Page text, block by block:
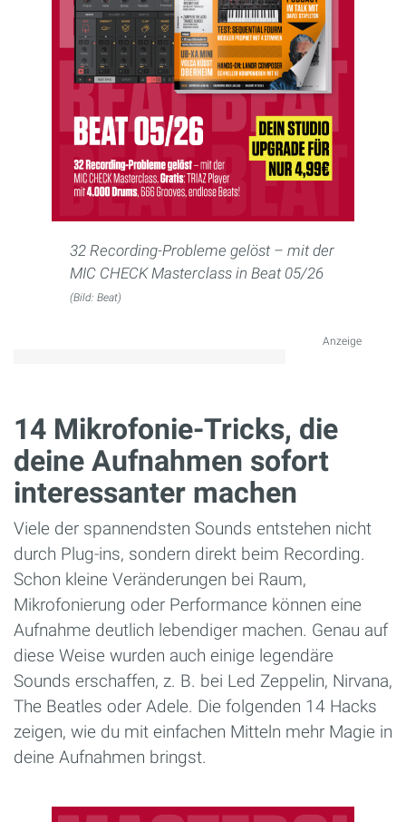
32 Recording-Probleme gelöst – mit der
MIC CHECK Masterclass in Beat 05/26
(Bild: Beat)
Anzeige
14 Mikrofonie-Tricks, die
deine Aufnahmen sofort
interessanter machen
Viele der spannendsten Sounds entstehen nicht
durch Plug-ins, sondern direkt beim Recording.
Schon kleine Veränderungen bei Raum,
Mikrofonierung oder Performance können eine
Aufnahme deutlich lebendiger machen. Genau auf
diese Weise wurden auch einige legendäre
Sounds erschaffen, z. B. bei Led Zeppelin, Nirvana,
The Beatles oder Adele. Die folgenden 14 Hacks
zeigen, wie du mit einfachen Mitteln mehr Magie in
deine Aufnahmen bringst.